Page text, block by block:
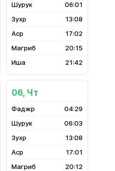
06:01
13:08
17:02
20:15
21:42
06, Чт
04:29
06:03
13:08
17:01
20:12